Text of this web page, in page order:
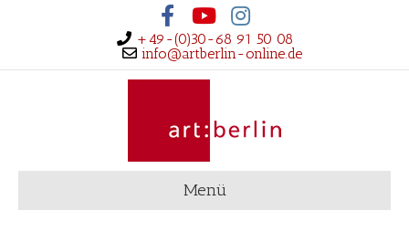
Facebook Youtube Instagram
+49-(0)30-68 91 50 08
info@artberlin-online.de
Menü